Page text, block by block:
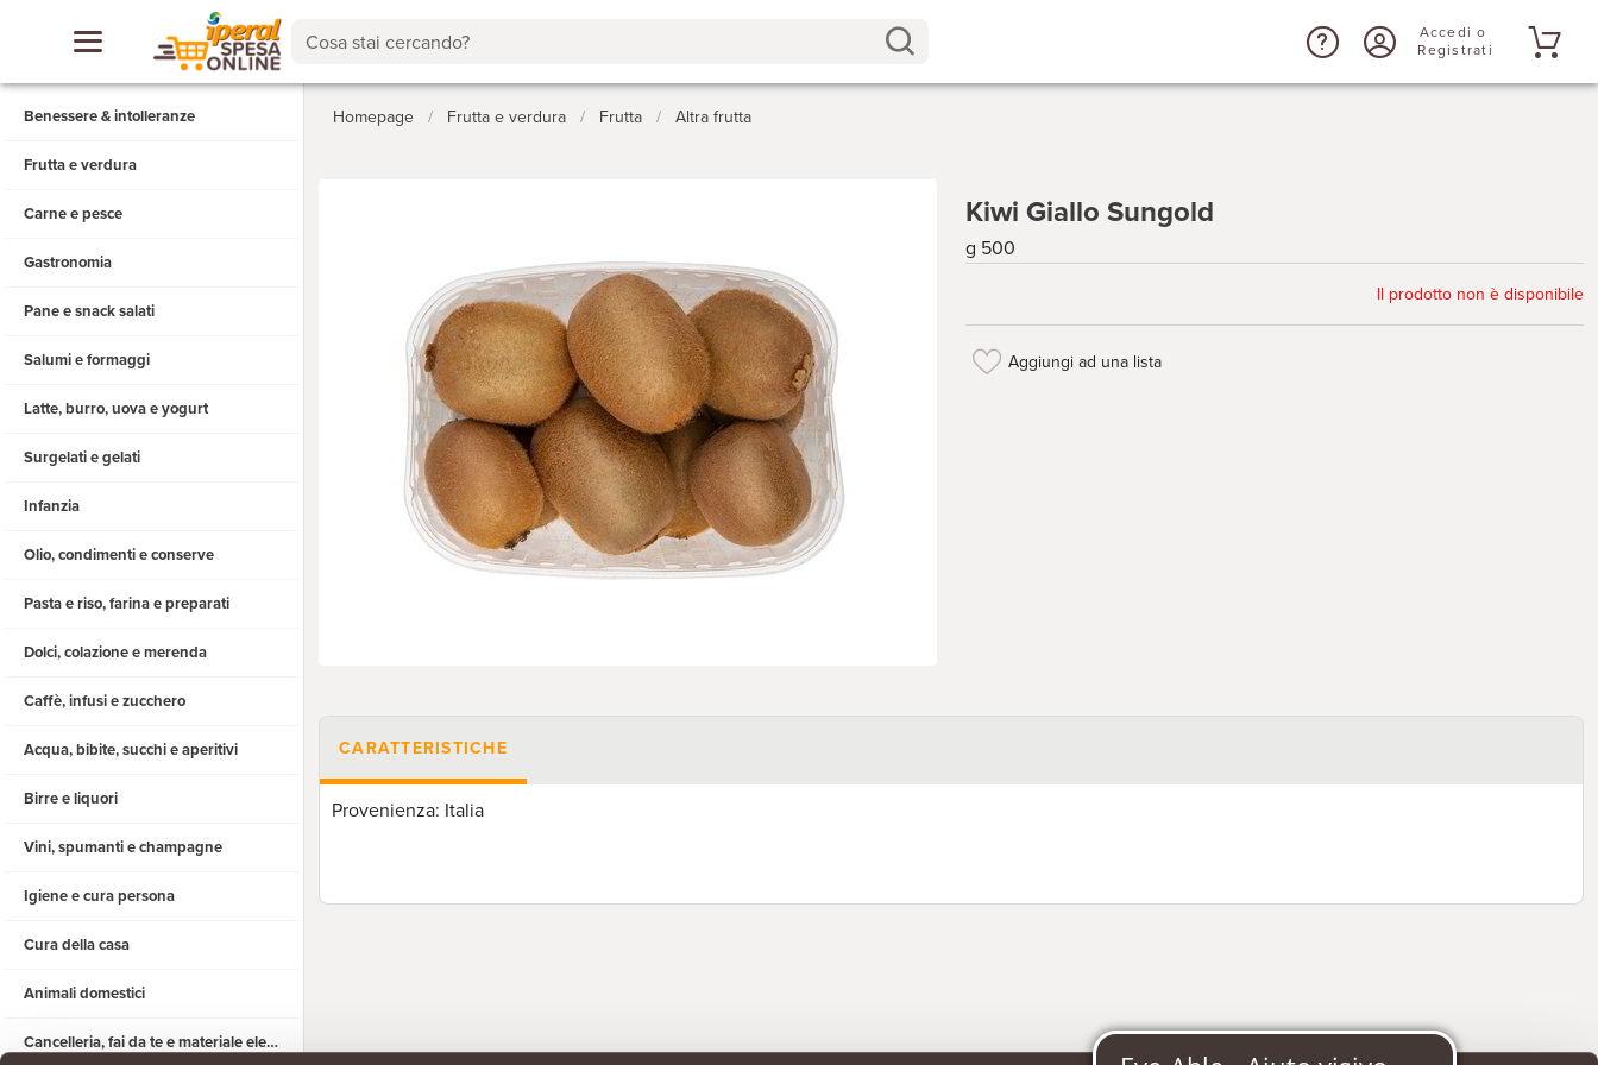
Cosa stai cercando?
Accedi o
Registrati
Benessere & intolleranze
Frutta e verdura
Carne e pesce
Gastronomia
Pane e snack salati
Salumi e formaggi
Latte, burro, uova e yogurt
Surgelati e gelati
Infanzia
Olio, condimenti e conserve
Pasta e riso, farina e preparati
Dolci, colazione e merenda
Caffè, infusi e zucchero
Acqua, bibite, succhi e aperitivi
Birre e liquori
Vini, spumanti e champagne
Igiene e cura persona
Cura della casa
Animali domestici
Cancelleria, fai da te e materiale elettrico
Homepage / Frutta e verdura / Frutta / Altra frutta
Kiwi Giallo Sungold
g 500
Il prodotto non è disponibile
Aggiungi ad una lista
CARATTERISTICHE
Provenienza: Italia